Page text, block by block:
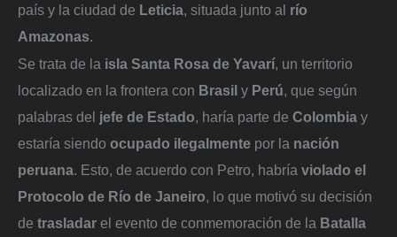
país y la ciudad de Leticia, situada junto al río
Amazonas.
Se trata de la isla Santa Rosa de Yavarí, un territorio
localizado en la frontera con Brasil y Perú, que según
palabras del jefe de Estado, haría parte de Colombia y
estaría siendo ocupado ilegalmente por la nación
peruana. Esto, de acuerdo con Petro, habría violado el
Protocolo de Río de Janeiro, lo que motivó su decisión
de trasladar el evento de conmemoración de la Batalla